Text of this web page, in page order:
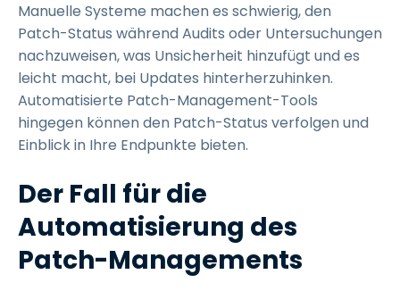
Manuelle Systeme machen es schwierig, den
Patch-Status während Audits oder Untersuchungen
nachzuweisen, was Unsicherheit hinzufügt und es
leicht macht, bei Updates hinterherzuhinken.
Automatisierte Patch-Management-Tools
hingegen können den Patch-Status verfolgen und
Einblick in Ihre Endpunkte bieten.
Der Fall für die
Automatisierung des
Patch-Managements